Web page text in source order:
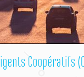
Coopératifs